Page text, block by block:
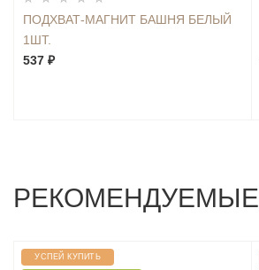
ПОДХВАТ-МАГНИТ БАШНЯ БЕЛЫЙ
1ШТ.
537 ₽
РЕКОМЕНДУЕМЫЕ
УСПЕЙ КУПИТЬ